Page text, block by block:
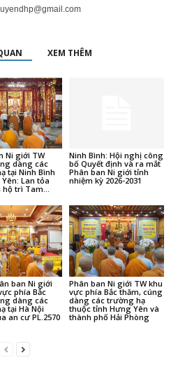
XEM THÊM
Ni giới TW
dàng các
tại Ninh Bình
Lan tỏa
hộ trì Tam...
Ninh Bình: Hội nghị công
bố Quyết định và ra mắt
Phân ban Ni giới tỉnh
nhiệm kỳ 2026-2031
ban Ni giới
phía Bắc
dàng các
tại Hà Nội
an cư PL.2570
Phân ban Ni giới TW khu
vực phía Bắc thăm, cúng
dàng các trường hạ
thuộc tỉnh Hưng Yên và
thành phố Hải Phòng